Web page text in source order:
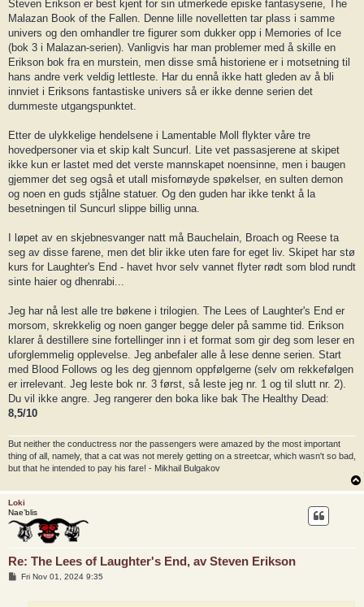
Steven Erikson er best kjent for sin utmerkede episke fantasyserie, The
Malazan Book of the Fallen. Denne lille novelletten tar plass i samme
univers og den omhandler tre figurer som dukker opp i Memories of Ice
(bok 3 i Malazan-serien). Vanligvis har man problemer med å skille en
Erikson bok fra en murstein, men disse små historiene er i motsetning til
hans andre verk veldig lettleste. Har du ennå ikke hatt gleden av å bli
innviet i Eriksons fantastiske univers så er ikke denne serien det
dummeste utgangspunktet.
Etter de ulykkelige hendelsene i Lamentable Moll flykter våre tre
hovedpersoner via et skip kalt Suncurl. Lite vet passasjerene at skipet
ikke kun er lastet med det verste mannskapet noensinne, men i baugen
gjemmer det seg også et utall misfornøyde spøkelser, en sulten demon
og noen en guds stjålne statuer. Og den guden har ikke tenkt å la
besetningen til Suncurl slippe billig unna.
I løpet av en skjebnesvanger natt må Bauchelain, Broach og Reese ta
seg av disse farene, men det blir ikke uten fare for eget liv. Skipet har stø
kurs for Laughter's End - havet hvor selv vannet flyter rødt som blod rundt
sinte haier og dhenrabi...
Jeg har nå lest alle tre bøkene i trilogien. The Lees of Laughter's End er
morsom, skrekkelig og noen ganger begge deler på samme tid. Erikson
klarer å destillere sine fortellinger inn i et format som gir deg som leser en
uforglemmelig opplevelse. Jeg anbefaler alle å lese denne serien. Start
med Blood Follows og les deg gjennom oppfølgerne (selv om rekkefølgen
er irrelevant. Jeg leste bok nr. 3 først, så leste jeg nr. 1 og til slutt nr. 2).
Du vil ikke angre. Jeg rangerer den boka like bak The Healthy Dead:
8,5/10
But neither the conductress nor the passengers were amazed by the most important
thing of all, namely, that a cat was not merely getting on a streetcar, which wasn't so bad,
but that he intended to pay his fare! - Mikhail Bulgakov
Loki
Nae’blis
Re: The Lees of Laughter's End, av Steven Erikson
PFri Nov 01, 2024 9:35